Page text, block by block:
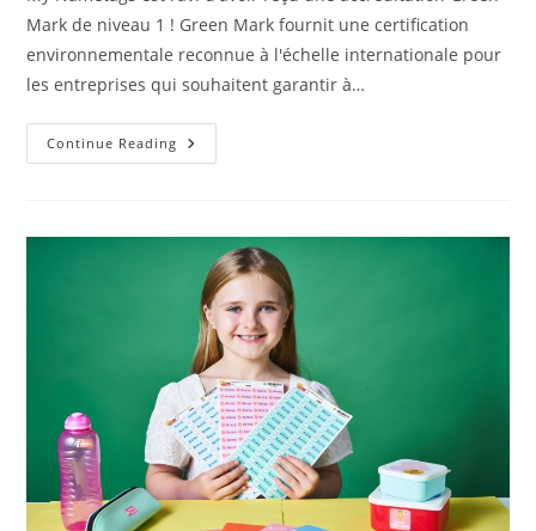
Mark de niveau 1 ! Green Mark fournit une certification
environnementale reconnue à l'échelle internationale pour
les entreprises qui souhaitent garantir à…
Continue Reading Engagé
Pour
My
Nametags
Reçoit
L’accréditation
Green
Mark
Niveau